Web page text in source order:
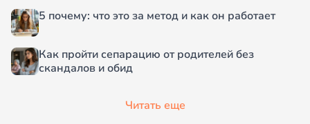
5 почему: что это за метод и как он работает
Как пройти сепарацию от родителей без
скандалов и обид
Читать еще